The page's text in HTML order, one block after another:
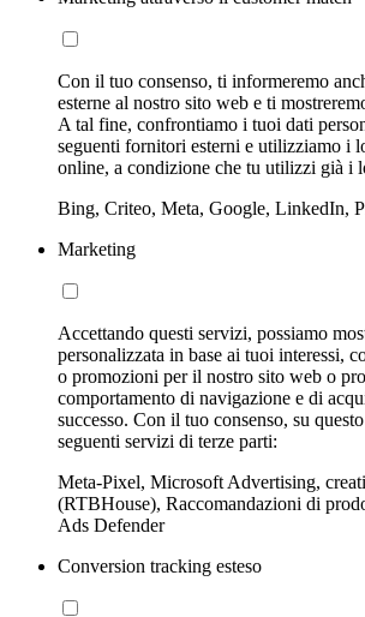
Con il tuo consenso, ti informeremo
esterne al nostro sito web e ti
A tal fine, confrontiamo i tuoi dati
seguenti fornitori esterni e utilizziamo i
online, a condizione che tu utilizzi già i
Bing, Criteo, Meta, Google, LinkedIn,
Marketing
Accettando questi servizi, possiamo
personalizzata in base ai tuoi interessi,
o promozioni per il nostro sito web o
comportamento di navigazione e di
successo. Con il tuo consenso, su
seguenti servizi di terze parti:
Meta-Pixel, Microsoft Advertising,
(RTBHouse), Raccomandazioni di
Ads Defender
Conversion tracking esteso